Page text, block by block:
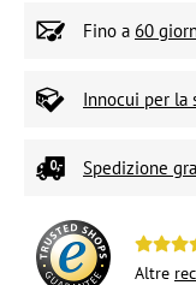
Fino a 60
Innocui per la
Spedizione
Altre